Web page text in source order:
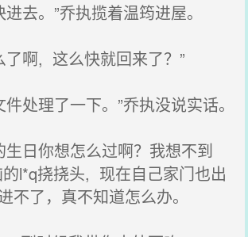
去。”乔执揽着温筠进屋。
啊, 这么快就回来了？”
处理了一下。”乔执没说实话。
日你想怎么过啊？我想不到
的l*q挠挠头, 现在自己家门也出
不了，真不知道怎么办。